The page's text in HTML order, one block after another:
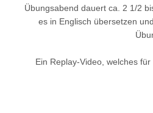
Übungsabend dauert ca. 2 1/2
es in Englisch übersetzen
Ein Replay-Video, welches